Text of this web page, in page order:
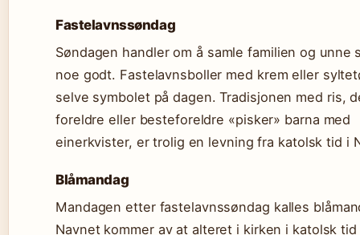
Fastelavnssøndag
Søndagen handler om å samle familien og unne
noe godt. Fastelavnsboller med krem eller
selve symbolet på dagen. Tradisjonen med ris,
foreldre eller besteforeldre «pisker» barna med
einerkvister, er trolig en levning fra katolsk tid i
Blåmandag
Mandagen etter fastelavnssøndag kalles
Navnet kommer av at alteret i kirken i katolsk tid